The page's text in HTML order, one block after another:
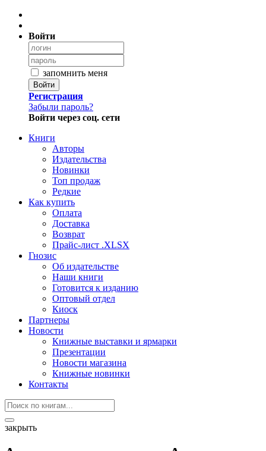
Войти
запомнить меня
Войти
Регистрация
Забыли пароль?
Войти через соц. сети
Книги
Авторы
Издательства
Новинки
Топ продаж
Редкие
Как купить
Оплата
Доставка
Возврат
Прайс-лист .XLSX
Гнозис
Об издательстве
Наши книги
Готовится к изданию
Оптовый отдел
Киоск
Партнеры
Новости
Книжные выставки и ярмарки
Презентации
Новости магазина
Книжные новинки
Контакты
закрыть